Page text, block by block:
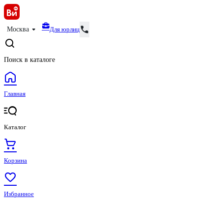
Москва Для юрлиц
Поиск в каталоге
Главная
Каталог
Корзина
Избранное